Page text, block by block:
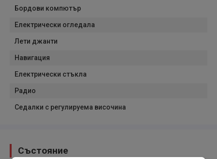
Бордови компютър
Електрически огледала
Лети джанти
Навигация
Електрически стъкла
Радио
Седалки с регулируема височина
Състояние